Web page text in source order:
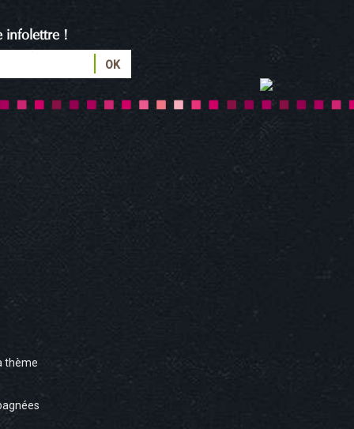
infolettre !
thème